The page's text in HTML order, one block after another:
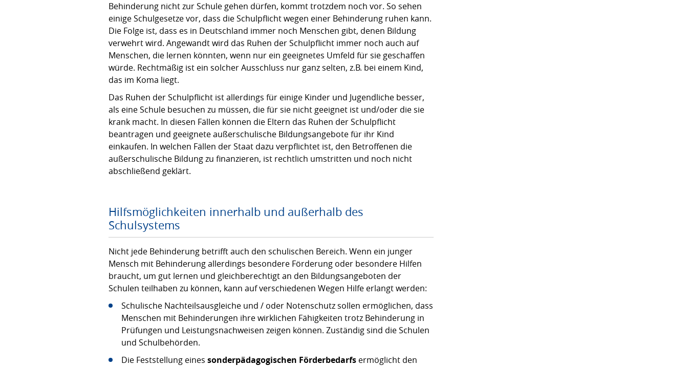
Behinderung nicht zur Schule gehen dürfen, kommt trotzdem noch vor. So sehen
einige Schulgesetze vor, dass die Schulpflicht wegen einer Behinderung ruhen kann.
Die Folge ist, dass es in Deutschland immer noch Menschen gibt, denen Bildung
verwehrt wird. Angewandt wird das Ruhen der Schulpflicht immer noch auch auf
Menschen, die lernen könnten, wenn nur ein geeignetes Umfeld für sie geschaffen
würde. Rechtmäßig ist ein solcher Ausschluss nur ganz selten, z.B. bei einem Kind,
das im Koma liegt.
Das Ruhen der Schulpflicht ist allerdings für einige Kinder und Jugendliche besser,
als eine Schule besuchen zu müssen, die für sie nicht geeignet ist und/oder die sie
krank macht. In diesen Fällen können die Eltern das Ruhen der Schulpflicht
beantragen und geeignete außerschulische Bildungsangebote für ihr Kind
einkaufen. In welchen Fällen der Staat dazu verpflichtet ist, den Betroffenen die
außerschulische Bildung zu finanzieren, ist rechtlich umstritten und noch nicht
abschließend geklärt.
Hilfsmöglichkeiten innerhalb und außerhalb des
Schulsystems
Nicht jede Behinderung betrifft auch den schulischen Bereich. Wenn ein junger
Mensch mit Behinderung allerdings besondere Förderung oder besondere Hilfen
braucht, um gut lernen und gleichberechtigt an den Bildungsangeboten der
Schulen teilhaben zu können, kann auf verschiedenen Wegen Hilfe erlangt werden:
Schulische Nachteilsausgleiche und / oder Notenschutz sollen ermöglichen, dass
Menschen mit Behinderungen ihre wirklichen Fähigkeiten trotz Behinderung in
Prüfungen und Leistungsnachweisen zeigen können. Zuständig sind die Schulen
und Schulbehörden.
Die Feststellung eines sonderpädagogischen Förderbedarfs ermöglicht den